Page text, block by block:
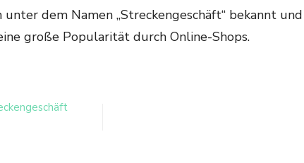
dem Namen „Streckengeschäft“ bekannt und
große Popularität durch Online-Shops.